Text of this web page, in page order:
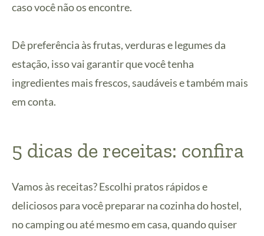
caso você não os encontre.
Dê preferência às frutas, verduras e legumes da
estação, isso vai garantir que você tenha
ingredientes mais frescos, saudáveis e também mais
em conta.
5 dicas de receitas: confira
Vamos às receitas? Escolhi pratos rápidos e
deliciosos para você preparar na cozinha do hostel,
no camping ou até mesmo em casa, quando quiser